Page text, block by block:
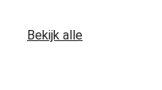
Bekijk alle